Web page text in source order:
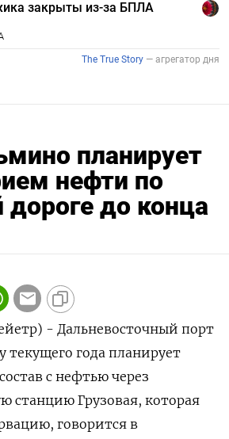
планирует
нефти по
до конца
- Дальневосточный порт
текущего года планирует
с нефтью через
станцию Грузовая, которая
говорится в